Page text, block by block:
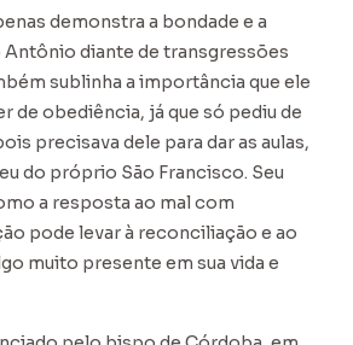
demonstra a bondade e a
Antônio diante de transgressões
sublinha a importância que ele
de obediência, já que só pediu de
precisava dele para dar as aulas,
do próprio São Francisco. Seu
a resposta ao mal com
pode levar à reconciliação e ao
muito presente em sua vida e